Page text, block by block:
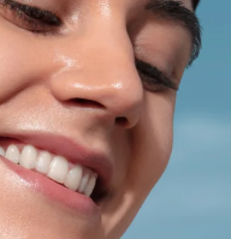
Mina enheter
Mina beställningar
Mina adresser
prenumerationer
Español
Português
Русский
繁體中文